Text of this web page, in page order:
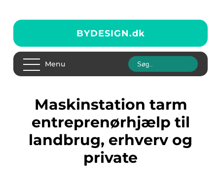
BYDESIGN.dk
Menu
Maskinstation tarm
entreprenørhjælp til
landbrug, erhverv og
private